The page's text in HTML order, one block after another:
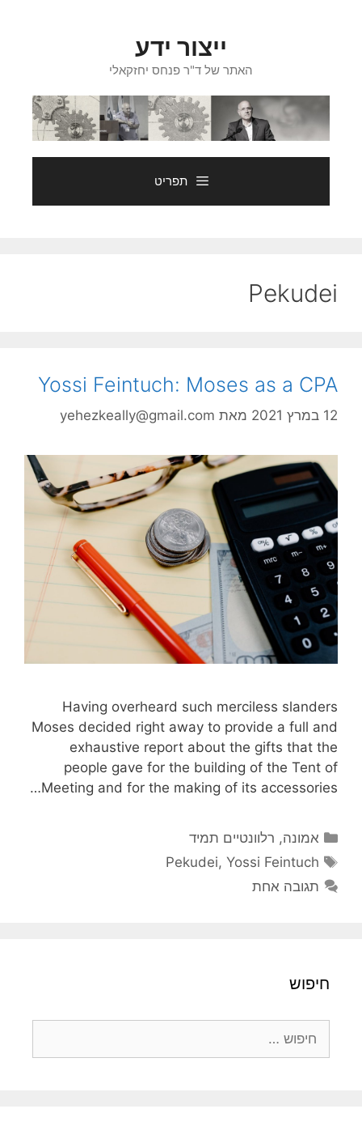
ייצור ידע
האתר של ד"ר פנחס יחזקאלי
תפריט
Pekudei
Yossi Feintuch: Moses as a CPA
12 במרץ 2021 מאת yehezkeally@gmail.com
Having overheard such merciless slanders
Moses decided right away to provide a full and
exhaustive report about the gifts that the
people gave for the building of the Tent of
Meeting and for the making of its accessories…
קטגוריות
אמונה, רלוונטיים תמיד
תגיות
Pekudei, Yossi Feintuch
תגובה אחת
חיפוש